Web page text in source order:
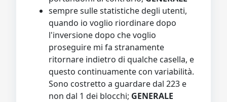
sempre sulle statistiche degli utenti,
quando io voglio riordinare dopo
l'inversione dopo che voglio
proseguire mi fa stranamente
ritornare indietro di qualche casella, e
questo continuamente con variabilità.
Sono costretto a guardare dal 223 e
non dal 1 dei blocchi; GENERALE